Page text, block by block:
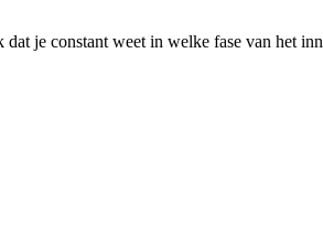
je constant weet in welke fase van het